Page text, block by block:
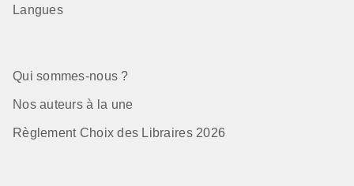
Langues
Qui sommes-nous ?
Nos auteurs à la une
Règlement Choix des Libraires 2026